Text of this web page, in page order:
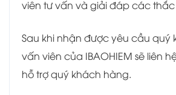
viên tư vấn và giải đáp các
Sau khi nhận được yêu cầu quý
vấn viên của IBAOHIEM sẽ liên
hỗ trợ quý khách hàng.